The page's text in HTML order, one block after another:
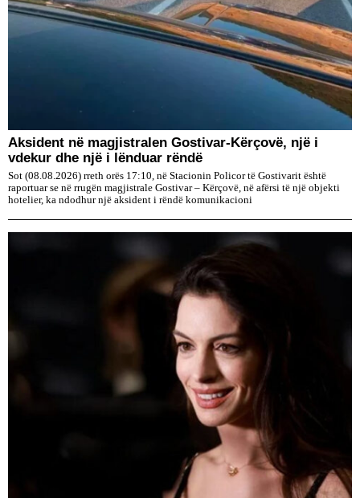
Aksident në magjistralen Gostivar-Kërçovë, një i
vdekur dhe një i lënduar rëndë
Sot (08.08.2026) rreth orës 17:10, në Stacionin Policor të Gostivarit është
raportuar se në rrugën magjistrale Gostivar – Kërçovë, në afërsi të një objekti
hotelier, ka ndodhur një aksident i rëndë komunikacioni